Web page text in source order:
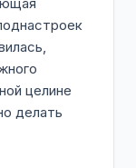
целине
делать